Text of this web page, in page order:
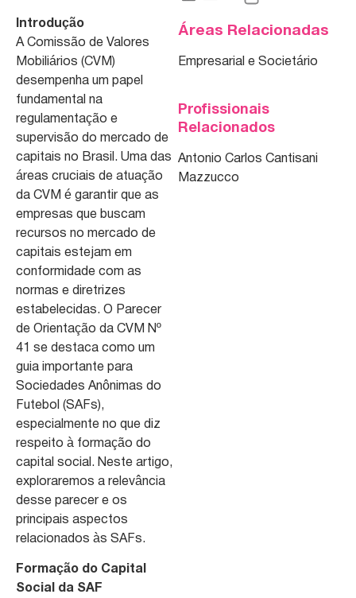
Introdução
A Comissão de Valores
Mobiliários (CVM)
desempenha um papel
fundamental na
regulamentação e
supervisão do mercado de
capitais no Brasil. Uma das
áreas cruciais de atuação
da CVM é garantir que as
empresas que buscam
recursos no mercado de
capitais estejam em
conformidade com as
normas e diretrizes
estabelecidas. O Parecer
de Orientação da CVM Nº
41 se destaca como um
guia importante para
Sociedades Anônimas do
Futebol (SAFs),
especialmente no que diz
respeito à formação do
capital social. Neste artigo,
exploraremos a relevância
desse parecer e os
principais aspectos
relacionados às SAFs.
Formação do Capital
Social da SAF
Áreas Relacionadas
Empresarial e Societário
Profissionais
Relacionados
Antonio Carlos Cantisani
Mazzucco